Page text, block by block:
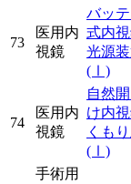
73
医用内
視鏡
バッ
式内
光源
(Ⅰ)
74
医用内
視鏡
自然
け内
くも
(Ⅰ)
手術用